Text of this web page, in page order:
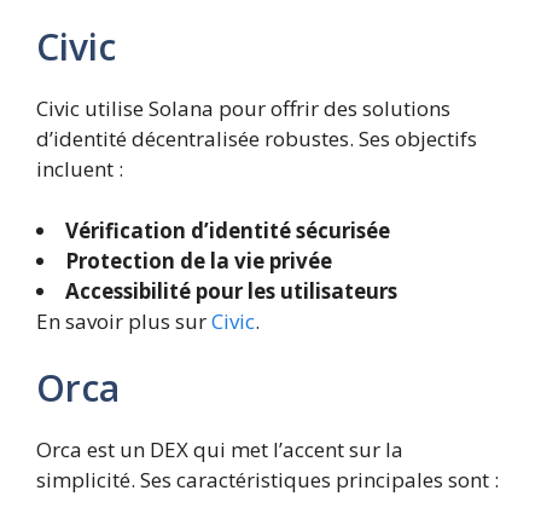
Civic
Civic utilise Solana pour offrir des solutions
d’identité décentralisée robustes. Ses objectifs
incluent :
Vérification d’identité sécurisée
Protection de la vie privée
Accessibilité pour les utilisateurs
En savoir plus surCivic.
Orca
Orca est un DEX qui met l’accent sur la
simplicité. Ses caractéristiques principales sont :